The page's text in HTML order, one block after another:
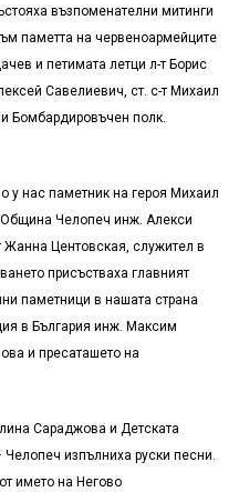
възпоменателни митинги
паметта на червеноармейците
и петимата летци л-т Борис
Савелиевич, ст. с-т Михаил
Бомбардировъчен полк.
у нас паметник на героя Михаил
Община Челопеч инж. Алекси
Жанна Центовская, служител в
присъстваха главният
паметници в нашата страна
в България инж. Максим
и пресаташето на
Сараджова и Детската
Челопеч изпълниха руски песни.
името на Негово